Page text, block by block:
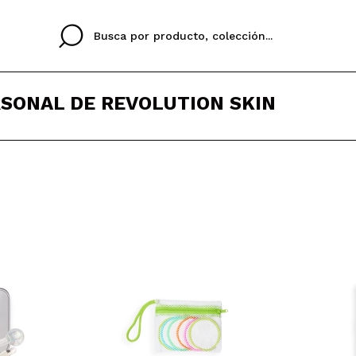
Al crear una cuenta
rápidamente, revisar
anteriores.
DE REVOLUTION SKIN